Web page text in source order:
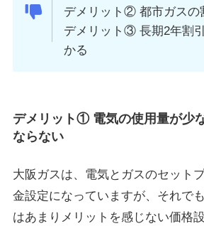
デメリット② 都市ガスの
デメリット③ 長期2年割
かる
デメリット① 電気の使用量が少
ならない
大阪ガスは、電気とガスのセット
金設定になっていますが、それで
はあまりメリットを感じない価格